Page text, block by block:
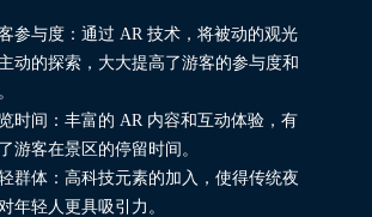
参与度：通过 AR 技术，将被动的观光
动的探索，大大提高了游客的参与度和
时间：丰富的 AR 内容和互动体验，有
游客在景区的停留时间。
群体：高科技元素的加入，使得传统夜
年轻人更具吸引力。